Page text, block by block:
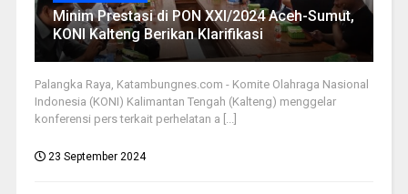
Minim Prestasi di PON XXI/2024 Aceh-Sumut,
KONI Kalteng Berikan Klarifikasi
Palangka Raya, Katambungnes.com - Komite Olahraga Nasional
Indonesia (KONI) Kalimantan Tengah (Kalteng) menggelar
konferensi pers terkait perhelatan a [...]
23 September 2024